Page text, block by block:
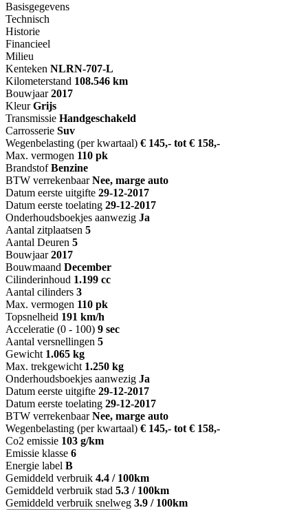
Basisgegevens
Technisch
Historie
Financieel
Milieu
Kenteken NLRN-707-L
Kilometerstand 108.546 km
Bouwjaar 2017
Kleur Grijs
Transmissie Handgeschakeld
Carrosserie Suv
Wegenbelasting (per kwartaal) € 145,- tot € 158,-
Max. vermogen 110 pk
Brandstof Benzine
BTW verrekenbaar Nee, marge auto
Datum eerste uitgifte 29-12-2017
Datum eerste toelating 29-12-2017
Onderhoudsboekjes aanwezig Ja
Aantal zitplaatsen 5
Aantal Deuren 5
Bouwjaar 2017
Bouwmaand December
Cilinderinhoud 1.199 cc
Aantal cilinders 3
Max. vermogen 110 pk
Topsnelheid 191 km/h
Acceleratie (0 - 100) 9 sec
Aantal versnellingen 5
Gewicht 1.065 kg
Max. trekgewicht 1.250 kg
Onderhoudsboekjes aanwezig Ja
Datum eerste uitgifte 29-12-2017
Datum eerste toelating 29-12-2017
BTW verrekenbaar Nee, marge auto
Wegenbelasting (per kwartaal) € 145,- tot € 158,-
Co2 emissie 103 g/km
Emissie klasse 6
Energie label B
Gemiddeld verbruik 4.4 / 100km
Gemiddeld verbruik stad 5.3 / 100km
Gemiddeld verbruik snelweg 3.9 / 100km